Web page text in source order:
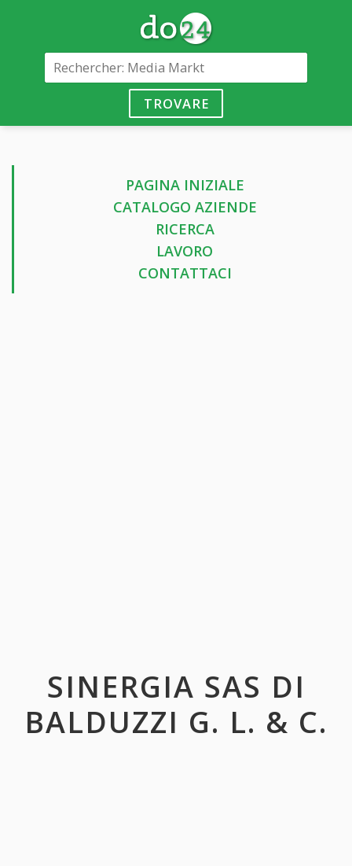
TROVARE
PAGINA INIZIALE
CATALOGO AZIENDE
RICERCA
LAVORO
CONTATTACI
SINERGIA SAS DI
BALDUZZI G. L. & C.